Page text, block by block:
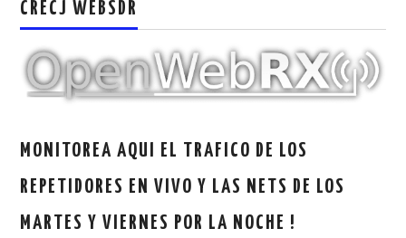
MUMLA APP ( MUY FÁCIL )
CRECJ WEBSDR
MONITOREA AQUI EL TRAFICO DE LOS
REPETIDORES EN VIVO Y LAS NETS DE LOS
MARTES Y VIERNES POR LA NOCHE !